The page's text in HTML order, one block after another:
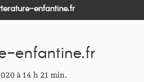
enfantine.fr
enfantine.fr
à 14 h 21 min.